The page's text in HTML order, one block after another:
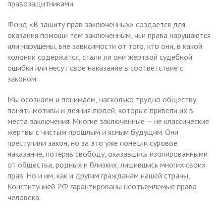
правозащитниками.
Фонд «В защиту прав заключенных» создается для
оказания помощи тем заключенным, чьи права нарушаются
или нарушены, вне зависимости от того, кто они, в какой
колонии содержатся, стали ли они жертвой судебной
ошибки или несут свое наказание в соответствие с
законом.
Мы осознаем и понимаем, насколько трудно обществу
понять мотивы и деяния людей, которые привели их в
места заключения. Многие заключенные — не классические
жертвы с чистым прошлым и ясным будущим. Они
преступили закон, но за это уже понесли суровое
наказание, потеряв свободу, оказавшись изолированными
от общества, родных и близких, лишившись многих своих
прав. Но и им, как и другим гражданам нашей страны,
Конституцией РФ гарантированы неотъемлемые права
человека.